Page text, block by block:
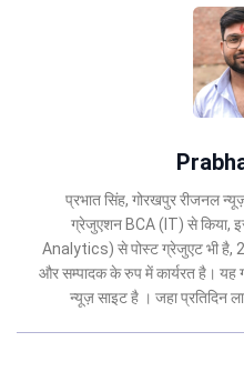
प्रभात सिंह, गोरखपुर रीजनल
ग्रेजुएशन BCA (IT) से किया,
Analytics) से पोस्ट ग्रेजुएट भी है,
और सम्पादक के रुप में कार्यरत है। यह
न्यूज़ साइट है । जहा प्रतिदिन